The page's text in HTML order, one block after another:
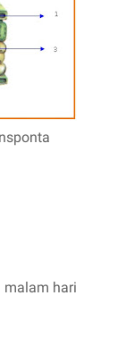
malam hari